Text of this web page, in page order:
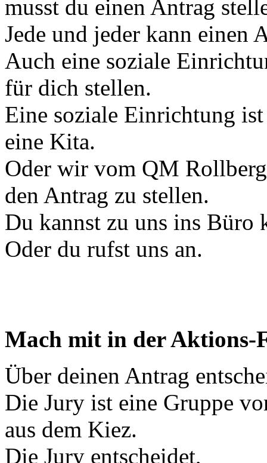
musst du einen Antrag
Jede und jeder kann einen
Auch eine soziale
für dich stellen.
Eine soziale Einrichtung
eine Kita.
Oder wir vom QM
den Antrag zu stellen.
Du kannst zu uns ins Büro
Oder du rufst uns an.
Mach mit in der Aktions-
Über deinen Antrag
Die Jury ist eine Gruppe
aus dem Kiez.
Die Jury entscheidet,